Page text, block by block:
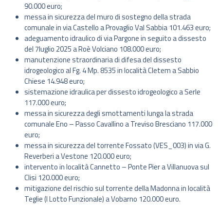
90.000 euro;
messa in sicurezza del muro di sostegno della strada
comunale in via Castello a Provaglio Val Sabbia 101.463 euro;
adeguamento idraulico di via Pargone in seguito a dissesto
del 7luglio 2025 a Roè Volciano 108.000 euro;
manutenzione straordinaria di difesa del dissesto
idrogeologico al Fg. 4 Mp. 8535 in località Cletem a Sabbio
Chiese 14.948 euro;
sistemazione idraulica per dissesto idrogeologico a Serle
117.000 euro;
messa in sicurezza degli smottamenti lunga la strada
comunale Eno – Passo Cavallino a Treviso Bresciano 117.000
euro;
messa in sicurezza del torrente Fossato (VES_003) in via G.
Reverberi a Vestone 120.000 euro;
intervento in località Cannetto – Ponte Pier a Villanuova sul
Clisi 120.000 euro;
mitigazione del rischio sul torrente della Madonna in località
Teglie (I Lotto Funzionale) a Vobarno 120.000 euro.